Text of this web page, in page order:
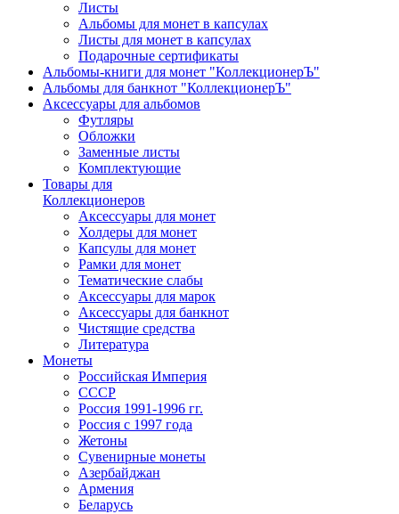
Листы
Альбомы для монет в капсулах
Листы для монет в капсулах
Подарочные сертификаты
Альбомы-книги для монет "КоллекционерЪ"
Альбомы для банкнот "КоллекционерЪ"
Аксессуары для альбомов
Футляры
Обложки
Заменные листы
Комплектующие
Товары для
Коллекционеров
Аксессуары для монет
Холдеры для монет
Капсулы для монет
Рамки для монет
Тематические слабы
Аксессуары для марок
Аксессуары для банкнот
Чистящие средства
Литература
Монеты
Российская Империя
СССР
Россия 1991-1996 гг.
Россия с 1997 года
Жетоны
Сувенирные монеты
Азербайджан
Армения
Беларусь